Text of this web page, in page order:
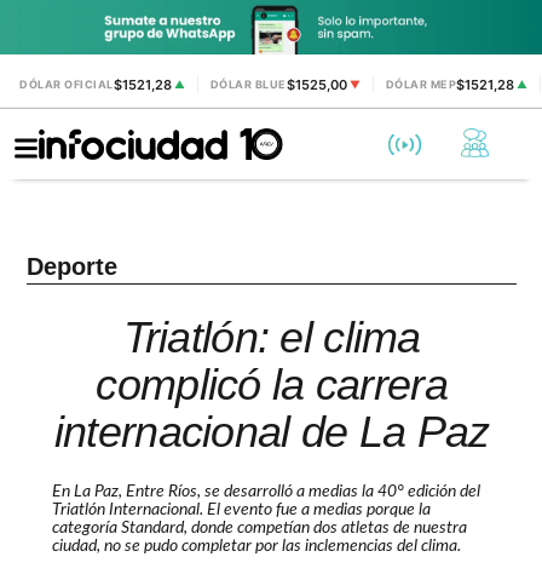
DÓLAR OFICIAL$1521,28 ▲ DÓLAR BLUE$1525,00 ▼ DÓLAR MEP$1521,28▲
Deporte
Triatlón: el clima
complicó la carrera
internacional de La Paz
En La Paz, Entre Ríos, se desarrolló a medias la 40° edición del
Triatlón Internacional. El evento fue a medias porque la
categoría Standard, donde competían dos atletas de nuestra
ciudad, no se pudo completar por las inclemencias del clima.